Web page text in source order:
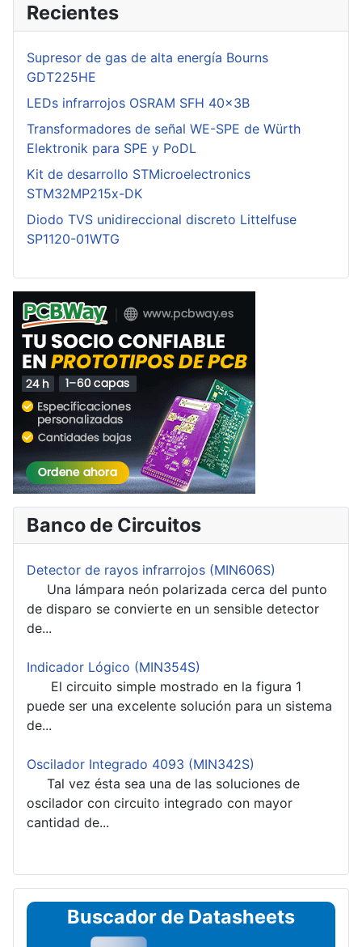
Recientes
Supresor de gas de alta energía Bourns
GDT225HE
LEDs infrarrojos OSRAM SFH 40x3B
Transformadores de señal WE-SPE de Würth
Elektronik para SPE y PoDL
Kit de desarrollo STMicroelectronics
STM32MP215x-DK
Diodo TVS unidireccional discreto Littelfuse
SP1120-01WTG
Banco de Circuitos
Detector de rayos infrarrojos (MIN606S)
Una lámpara neón polarizada cerca del punto
de disparo se convierte en un sensible detector
de...
Indicador Lógico (MIN354S)
El circuito simple mostrado en la figura 1
puede ser una excelente solución para un sistema
de...
Oscilador Integrado 4093 (MIN342S)
Tal vez ésta sea una de las soluciones de
oscilador con circuito integrado con mayor
cantidad de...
Buscador de Datasheets